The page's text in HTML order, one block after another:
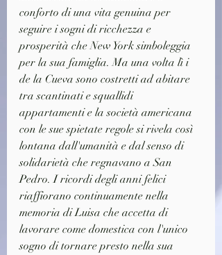
conforto di una vita genuina per
seguire i sogni di ricchezza e
prosperità che New York simboleggia
per la sua famiglia. Ma una volta lì i
de la Cueva sono costretti ad abitare
tra scantinati e squallidi
appartamenti e la società americana
con le sue spietate regole si rivela così
lontana dall'umanità e dal senso di
solidarietà che regnavano a San
Pedro. I ricordi degli anni felici
riaffiorano continuamente nella
memoria di Luisa che accetta di
lavorare come domestica con l'unico
sogno di tornare presto nella sua